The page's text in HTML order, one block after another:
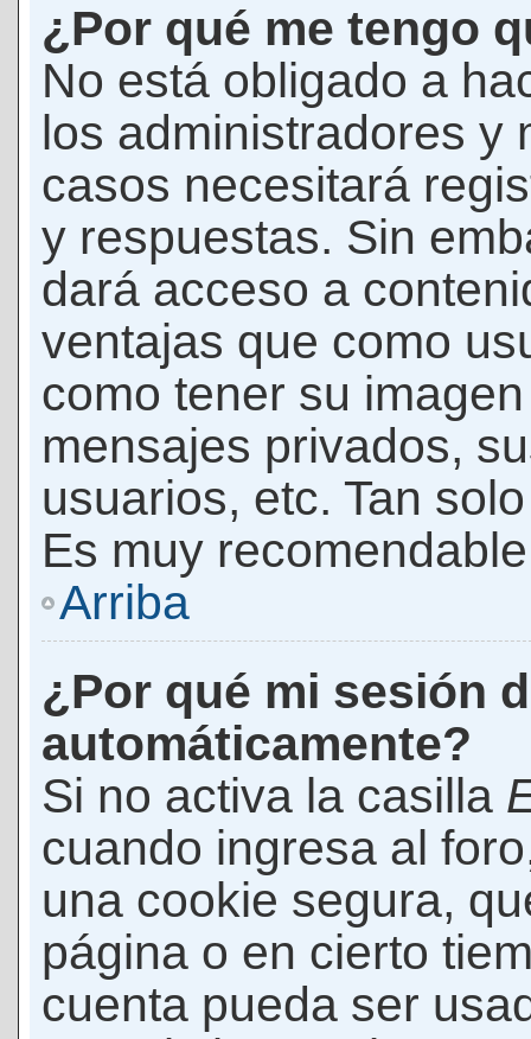
¿Por qué me tengo
No está obligado a
los administradores y
casos necesitará
y respuestas. Sin
dará acceso a
ventajas que como
como tener su
mensajes privados,
usuarios, etc. Tan
Es muy
Arriba
¿Por qué mi sesión
automáticamente?
Si no activa la casilla
cuando ingresa al
una cookie segura,
página o en cierto
cuenta pueda ser